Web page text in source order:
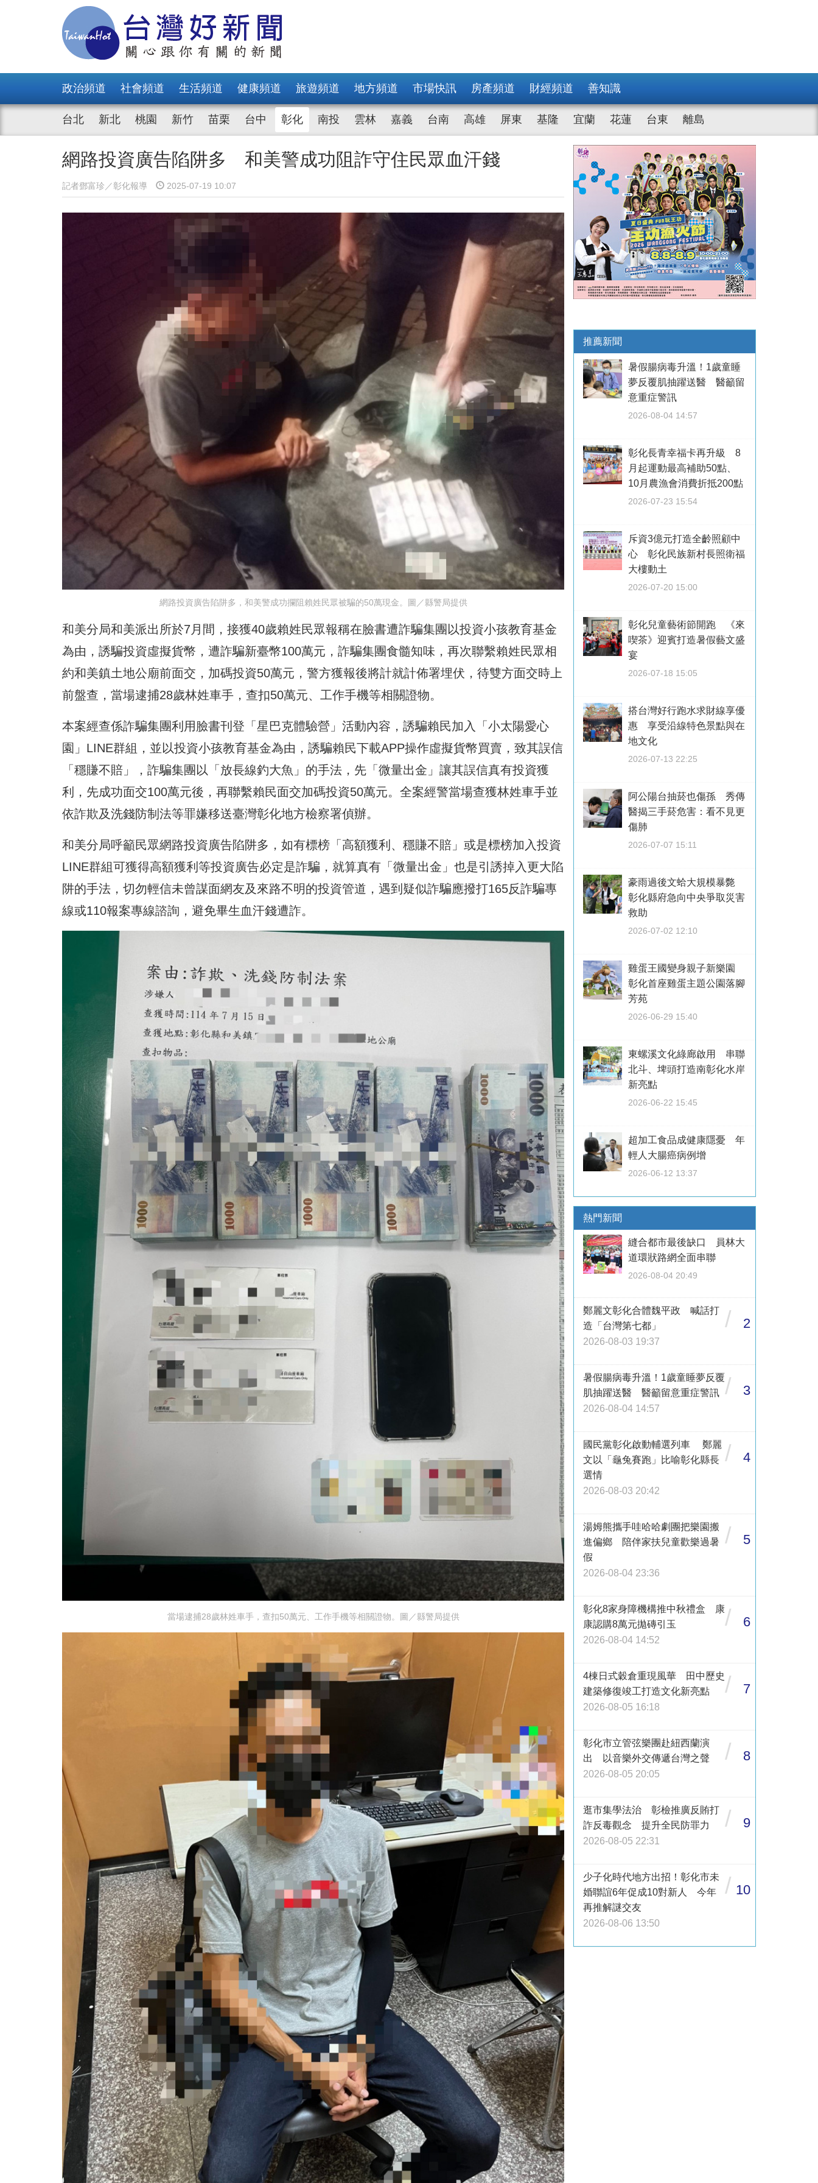
政治頻道 社會頻道 生活頻道 健康頻道 旅遊頻道 地方頻道 市場快訊 房產頻道 財經頻道 善知識
台北 新北 桃園 新竹 苗栗 台中 彰化 南投 雲林 嘉義 台南 高雄 屏東 基隆 宜蘭 花蓮 台東 離島
網路投資廣告陷阱多 和美警成功阻詐守住民眾血汗錢
記者鄧富珍／彰化報導 2025-07-19 10:07
網路投資廣告陷阱多，和美警成功攔阻賴姓民眾被騙的50萬現金。圖／縣警局提供
和美分局和美派出所於7月間，接獲40歲賴姓民眾報稱在臉書遭詐騙集團以投資小孩教育基金
為由，誘騙投資虛擬貨幣，遭詐騙新臺幣100萬元，詐騙集團食髓知味，再次聯繫賴姓民眾相
約和美鎮土地公廟前面交，加碼投資50萬元，警方獲報後將計就計佈署埋伏，待雙方面交時上
前盤查，當場逮捕28歲林姓車手，查扣50萬元、工作手機等相關證物。
本案經查係詐騙集團利用臉書刊登「星巴克體驗營」活動內容，誘騙賴民加入「小太陽愛心
園」LINE群組，並以投資小孩教育基金為由，誘騙賴民下載APP操作虛擬貨幣買賣，致其誤信
「穩賺不賠」，詐騙集團以「放長線釣大魚」的手法，先「微量出金」讓其誤信真有投資獲
利，先成功面交100萬元後，再聯繫賴民面交加碼投資50萬元。全案經警當場查獲林姓車手並
依詐欺及洗錢防制法等罪嫌移送臺灣彰化地方檢察署偵辦。
和美分局呼籲民眾網路投資廣告陷阱多，如有標榜「高額獲利、穩賺不賠」或是標榜加入投資
LINE群組可獲得高額獲利等投資廣告必定是詐騙，就算真有「微量出金」也是引誘掉入更大陷
阱的手法，切勿輕信未曾謀面網友及來路不明的投資管道，遇到疑似詐騙應撥打165反詐騙專
線或110報案專線諮詢，避免畢生血汗錢遭詐。
當場逮捕28歲林姓車手，查扣50萬元、工作手機等相關證物。圖／縣警局提供
推薦新聞
暑假腸病毒升溫！1歲童睡
夢反覆肌抽躍送醫 醫籲留
意重症警訊
2026-08-04 14:57
彰化長青幸福卡再升級 8
月起運動最高補助50點、
10月農漁會消費折抵200點
2026-07-23 15:54
斥資3億元打造全齡照顧中
心 彰化民族新村長照衛福
大樓動土
2026-07-20 15:00
彰化兒童藝術節開跑 《來
喫茶》迎賓打造暑假藝文盛
宴
2026-07-18 15:05
搭台灣好行跑水求財線享優
惠 享受沿線特色景點與在
地文化
2026-07-13 22:25
阿公陽台抽菸也傷孫 秀傳
醫揭三手菸危害：看不見更
傷肺
2026-07-07 15:11
豪雨過後文蛤大規模暴斃
彰化縣府急向中央爭取災害
救助
2026-07-02 12:10
雞蛋王國變身親子新樂園
彰化首座雞蛋主題公園落腳
芳苑
2026-06-29 15:40
東螺溪文化綠廊啟用 串聯
北斗、埤頭打造南彰化水岸
新亮點
2026-06-22 15:45
超加工食品成健康隱憂 年
輕人大腸癌病例增
2026-06-12 13:37
熱門新聞
縫合都市最後缺口 員林大
道環狀路網全面串聯
2026-08-04 20:49
鄭麗文彰化合體魏平政 喊話打
造「台灣第七都」
2026-08-03 19:37
/ 2
暑假腸病毒升溫！1歲童睡夢反覆
肌抽躍送醫 醫籲留意重症警訊
2026-08-04 14:57
/ 3
國民黨彰化啟動輔選列車 鄭麗
文以「龜兔賽跑」比喻彰化縣長
選情
2026-08-03 20:42
/ 4
湯姆熊攜手哇哈哈劇團把樂園搬
進偏鄉 陪伴家扶兒童歡樂過暑
假
2026-08-04 23:36
/ 5
彰化8家身障機構推中秋禮盒 康
康認購8萬元拋磚引玉
2026-08-04 14:52
/ 6
4棟日式穀倉重現風華 田中歷史
建築修復竣工打造文化新亮點
2026-08-05 16:18
/ 7
彰化市立管弦樂團赴紐西蘭演
出 以音樂外交傳遞台灣之聲
2026-08-05 20:05
/ 8
逛市集學法治 彰檢推廣反賄打
詐反毒觀念 提升全民防罪力
2026-08-05 22:31
/ 9
少子化時代地方出招！彰化市未
婚聯誼6年促成10對新人 今年
再推解謎交友
2026-08-06 13:50
/ 10